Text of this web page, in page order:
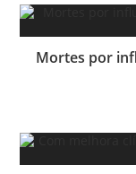
Mortes por